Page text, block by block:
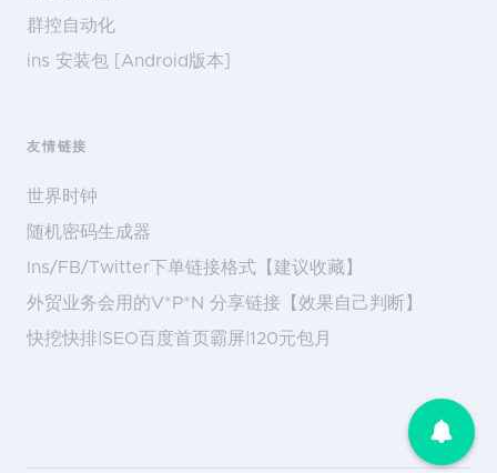
群控自动化
ins 安装包 [Android版本]
友情链接
世界时钟
随机密码生成器
Ins/FB/Twitter下单链接格式【建议收藏】
外贸业务会用的V*P*N 分享链接【效果自己判断】
快挖快排|SEO百度首页霸屏|120元包月